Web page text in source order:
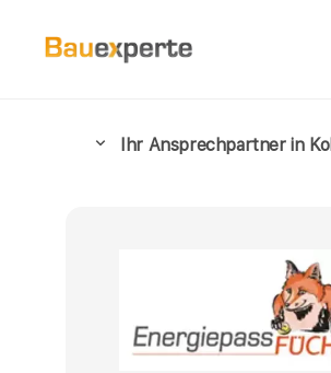
Ihr Ansprechpartner in